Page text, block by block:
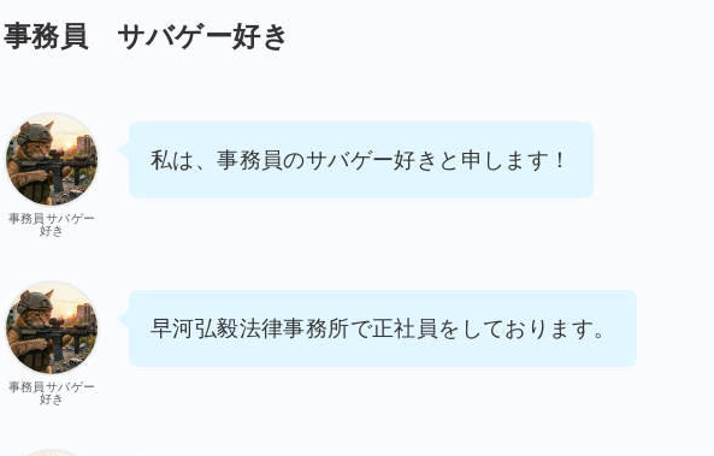
事務員 サバゲー好き
事務員サバゲー
好き
私は、事務員のサバゲー好きと申します！
事務員サバゲー
好き
早河弘毅法律事務所で正社員をしております。